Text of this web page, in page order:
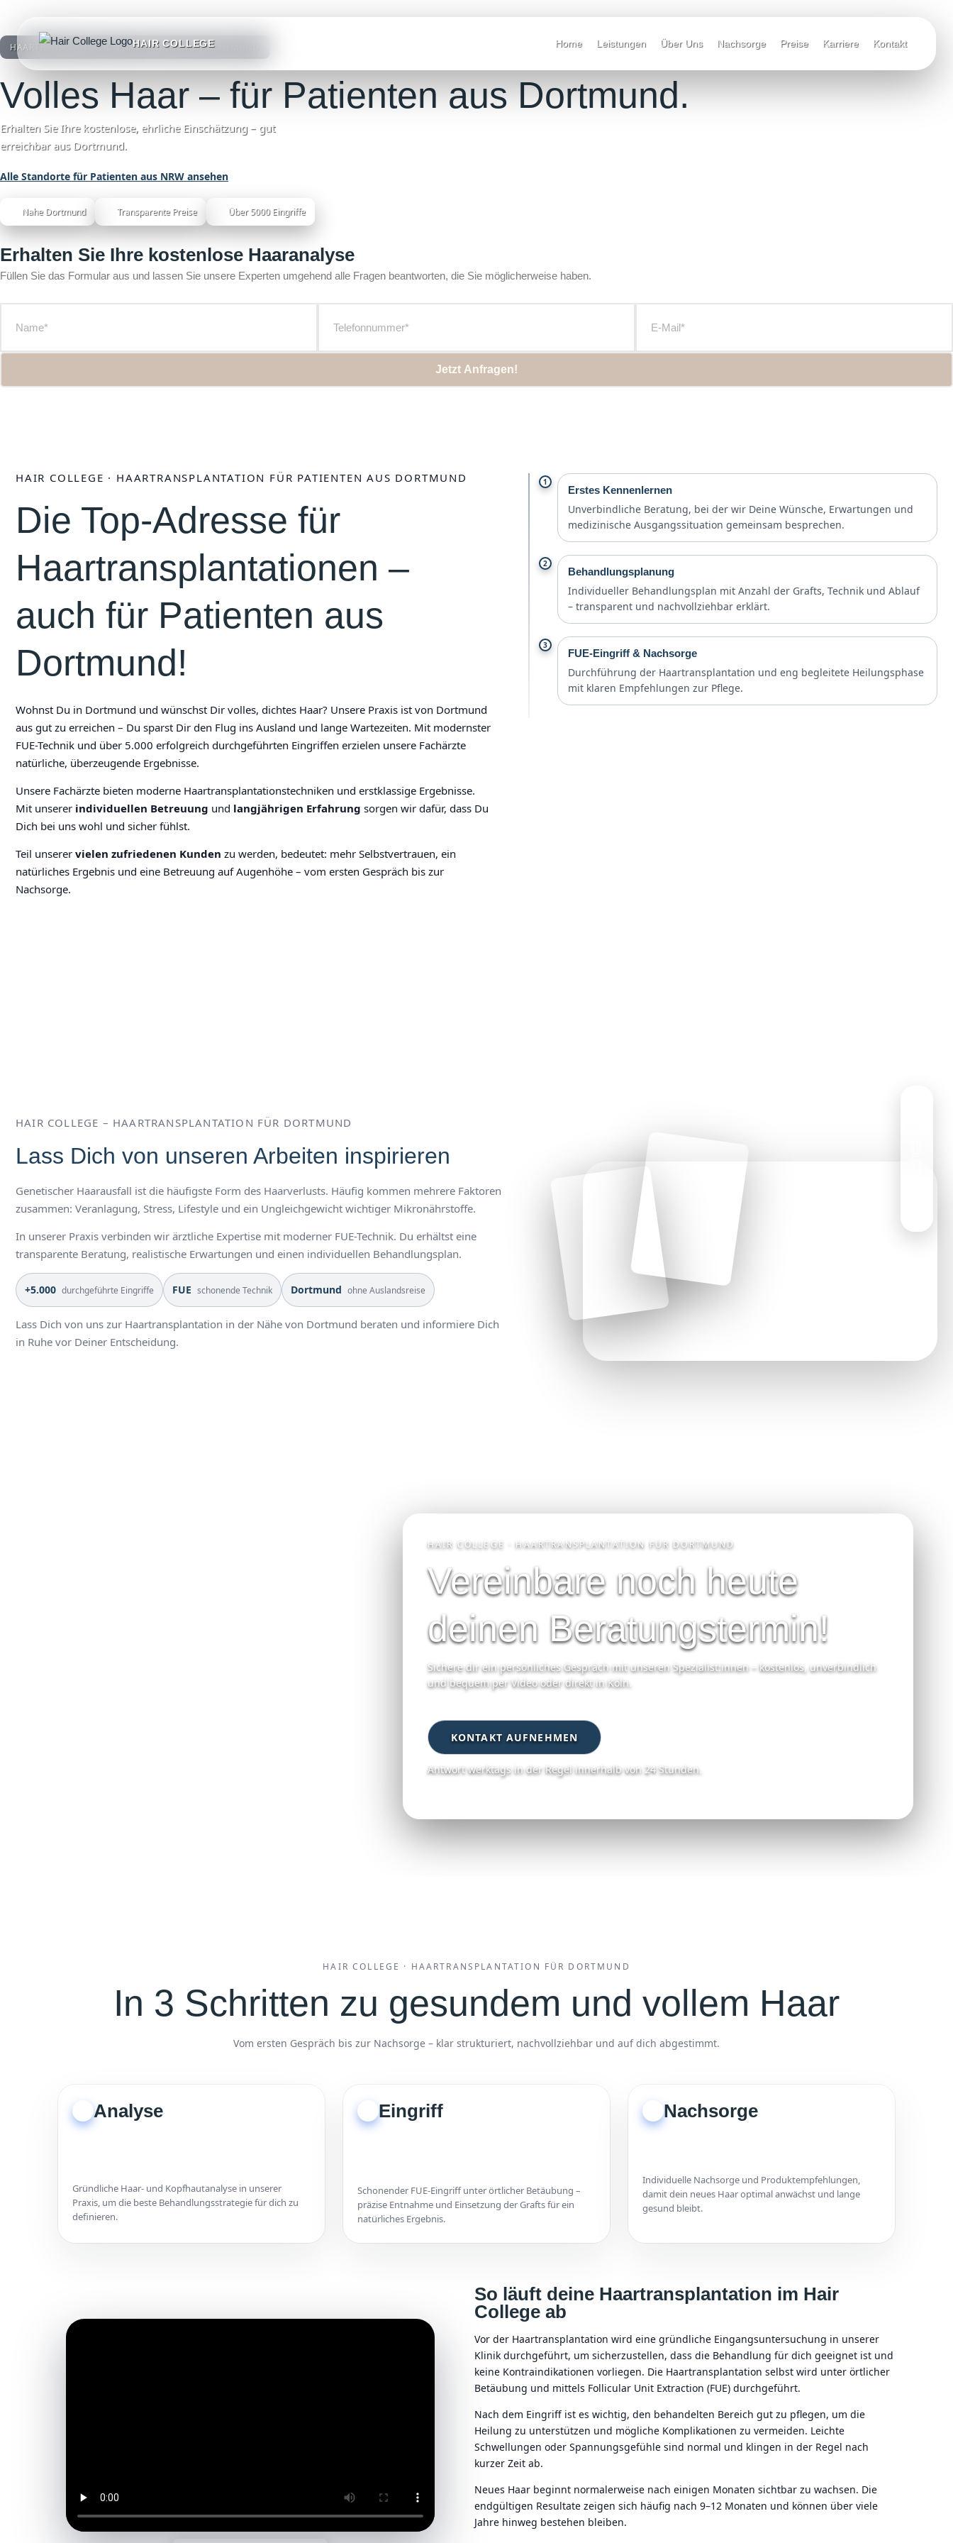
HAIR COLLEGE Home Leistungen Über Uns Nachsorge Preise Karriere Kontakt
HAARTRANSPLANTATION IN DER NÄHE VON DORTMUND
Volles Haar – für Patienten aus Dortmund.
Erhalten Sie Ihre kostenlose, ehrliche Einschätzung – gut
erreichbar aus Dortmund.
Alle Standorte für Patienten aus NRW ansehen
Nahe Dortmund Transparente Preise Über 5000 Eingriffe
Erhalten Sie Ihre kostenlose Haaranalyse
Füllen Sie das Formular aus und lassen Sie unsere Experten umgehend alle Fragen beantworten, die Sie möglicherweise haben.
Jetzt Anfragen!
HAIR COLLEGE · HAARTRANSPLANTATION FÜR PATIENTEN AUS DORTMUND
Die Top-Adresse für
Haartransplantationen –
auch für Patienten aus
Dortmund!
Wohnst Du in Dortmund und wünschst Dir volles, dichtes Haar? Unsere Praxis ist von Dortmund
aus gut zu erreichen – Du sparst Dir den Flug ins Ausland und lange Wartezeiten. Mit modernster
FUE-Technik und über 5.000 erfolgreich durchgeführten Eingriffen erzielen unsere Fachärzte
natürliche, überzeugende Ergebnisse.
Unsere Fachärzte bieten moderne Haartransplantationstechniken und erstklassige Ergebnisse.
Mit unserer individuellen Betreuung und langjährigen Erfahrung sorgen wir dafür, dass Du
Dich bei uns wohl und sicher fühlst.
Teil unserer vielen zufriedenen Kunden zu werden, bedeutet: mehr Selbstvertrauen, ein
natürliches Ergebnis und eine Betreuung auf Augenhöhe – vom ersten Gespräch bis zur
Nachsorge.
1
Erstes Kennenlernen
Unverbindliche Beratung, bei der wir Deine Wünsche, Erwartungen und
medizinische Ausgangssituation gemeinsam besprechen.
2
Behandlungsplanung
Individueller Behandlungsplan mit Anzahl der Grafts, Technik und Ablauf
– transparent und nachvollziehbar erklärt.
3
FUE-Eingriff & Nachsorge
Durchführung der Haartransplantation und eng begleitete Heilungsphase
mit klaren Empfehlungen zur Pflege.
HAIR COLLEGE – HAARTRANSPLANTATION FÜR DORTMUND
Lass Dich von unseren Arbeiten inspirieren
Genetischer Haarausfall ist die häufigste Form des Haarverlusts. Häufig kommen mehrere Faktoren
zusammen: Veranlagung, Stress, Lifestyle und ein Ungleichgewicht wichtiger Mikronährstoffe.
In unserer Praxis verbinden wir ärztliche Expertise mit moderner FUE-Technik. Du erhältst eine
transparente Beratung, realistische Erwartungen und einen individuellen Behandlungsplan.
+5.000 durchgeführte Eingriffe FUE schonende Technik Dortmund ohne Auslandsreise
Lass Dich von uns zur Haartransplantation in der Nähe von Dortmund beraten und informiere Dich
in Ruhe vor Deiner Entscheidung.
HAIR COLLEGE · HAARTRANSPLANTATION FÜR DORTMUND
Vereinbare noch heute
deinen Beratungstermin!
Sichere dir ein persönliches Gespräch mit unseren Spezialist:innen – kostenlos, unverbindlich
und bequem per Video oder direkt in Köln.
KONTAKT AUFNEHMEN
Antwort werktags in der Regel innerhalb von 24 Stunden.
HAIR COLLEGE · HAARTRANSPLANTATION FÜR DORTMUND
In 3 Schritten zu gesundem und vollem Haar
Vom ersten Gespräch bis zur Nachsorge – klar strukturiert, nachvollziehbar und auf dich abgestimmt.
Analyse
Gründliche Haar- und Kopfhautanalyse in unserer
Praxis, um die beste Behandlungsstrategie für dich zu
definieren.
Eingriff
Schonender FUE-Eingriff unter örtlicher Betäubung –
präzise Entnahme und Einsetzung der Grafts für ein
natürliches Ergebnis.
Nachsorge
Individuelle Nachsorge und Produktempfehlungen,
damit dein neues Haar optimal anwächst und lange
gesund bleibt.
So läuft deine Haartransplantation im Hair
College ab
Vor der Haartransplantation wird eine gründliche Eingangsuntersuchung in unserer
Klinik durchgeführt, um sicherzustellen, dass die Behandlung für dich geeignet ist und
keine Kontraindikationen vorliegen. Die Haartransplantation selbst wird unter örtlicher
Betäubung und mittels Follicular Unit Extraction (FUE) durchgeführt.
Nach dem Eingriff ist es wichtig, den behandelten Bereich gut zu pflegen, um die
Heilung zu unterstützen und mögliche Komplikationen zu vermeiden. Leichte
Schwellungen oder Spannungsgefühle sind normal und klingen in der Regel nach
kurzer Zeit ab.
Neues Haar beginnt normalerweise nach einigen Monaten sichtbar zu wachsen. Die
endgültigen Resultate zeigen sich häufig nach 9–12 Monaten und können über viele
Jahre hinweg bestehen bleiben.